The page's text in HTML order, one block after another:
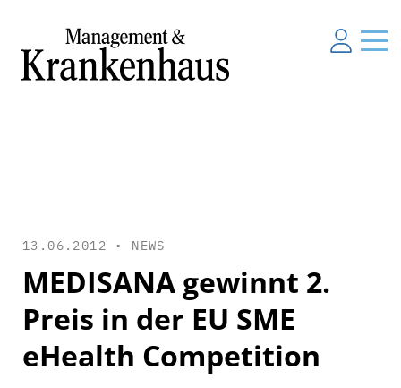
13.06.2012 • NEWS
MEDISANA gewinnt 2.
Preis in der EU SME
eHealth Competition